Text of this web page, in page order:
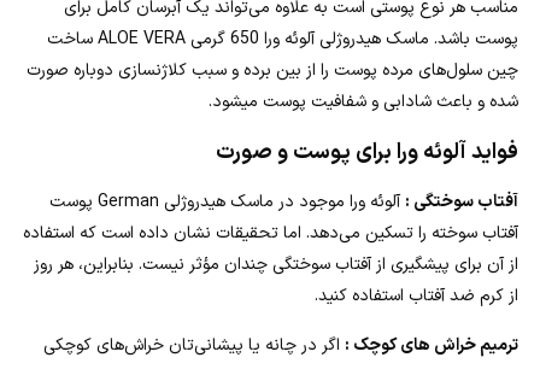
مناسب هر نوع پوستی است به علاوه می‌تواند یک آبرسان کامل برای
پوست باشد. ماسک هیدروژلی آلوئه ورا 650 گرمی ALOE VERA ساخت
چین سلول‌های مرده پوست را از بین برده و سبب کلاژنسازی دوباره صورت
شده و باعث شادابی و شفافیت پوست میشود.
فواید آلوئه ورا برای پوست و صورت
آفتاب سوختگی :
آلوئه ورا موجود در ماسک هیدروژلی German پوست
آفتاب سوخته را تسکین می‌دهد. اما تحقیقات نشان داده است که استفاده
از آن برای پیشگیری از آفتاب سوختگی چندان مؤثر نیست. بنابراین، هر روز
از کرم ضد آفتاب استفاده کنید.
ترمیم خراش های کوچک : اگر در چانه یا پیشانی‌تان خراش‌های کوچکی